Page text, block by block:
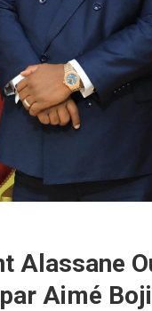
Alassane
Aimé